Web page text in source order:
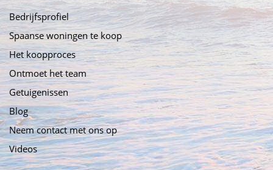
Bedrijfsprofiel
Spaanse woningen te koop
Het koopproces
Ontmoet het team
Getuigenissen
Blog
Neem contact met ons op
Videos